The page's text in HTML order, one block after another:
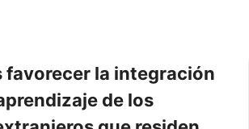
favorecer la integración
de los